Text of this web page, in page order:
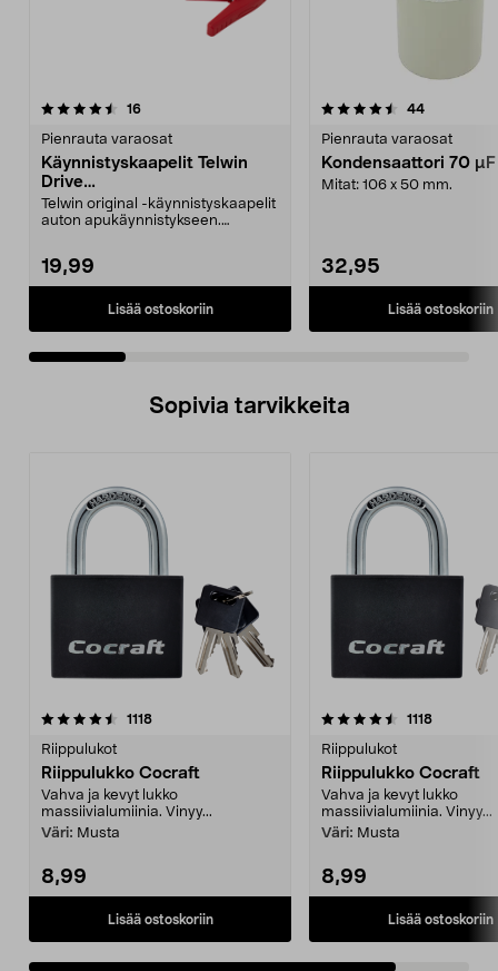
16arvostelut
Pienrauta varaosat
Käynnistyskaapelit Telwin
Drive
Mini/9000/13000/1250/150
0/1750, EC5
Telwin original -käynnistyskaapelit
auton apukäynnistykseen.
19,99
Lisää ostoskoriin
4.5 viidestä
44arvostelut
Pienrauta varaosat
Kondensaattori 70
Mitat: 106 x 50 mm.
32,95
Lisää ostoskoriin
4.5 viidestä
Sopivia tarvikkeita
1118arvostelut
Riippulukot
Riippulukko Cocraft
Vahva ja kevyt lukko
massiivialumiinia. Vinyy...
Väri: Musta
8,99
Lisää ostoskoriin
4.5viidestä
1118arvostelut
Riippulukot
Riippulukko Cocraft
Vahva ja kevyt lukko
massiivialumiinia. Vinyy...
Väri: Musta
8,99
Lisää ostoskoriin